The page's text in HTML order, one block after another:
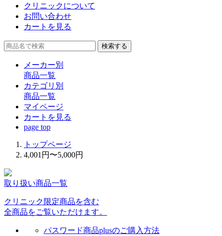
クリニックについて
お問い合わせ
カートを見る
検索する
メーカー別
商品一覧
カテゴリ別
商品一覧
マイページ
カート を見る
page top
トップページ
4,001円〜5,000円
取り扱い商品一覧
クリニック限定商品を含む
全商品をご覧いただけます。
パスワード商品plusのご購入方法